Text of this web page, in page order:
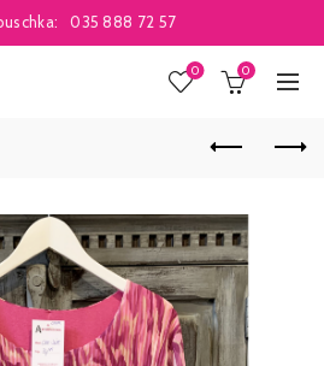
035 888 72 57
0 0